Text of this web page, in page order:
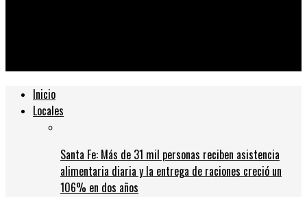
Inicio
Locales
Santa Fe: Más de 31 mil personas reciben asistencia
alimentaria diaria y la entrega de raciones creció un
106% en dos años